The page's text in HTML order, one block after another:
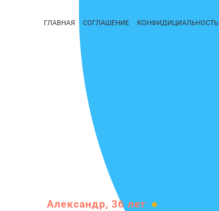
ГЛАВНАЯ СОГЛАШЕНИЕ КОНФИДИЦИАЛЬНОСТЬ
Александр, 36 лет